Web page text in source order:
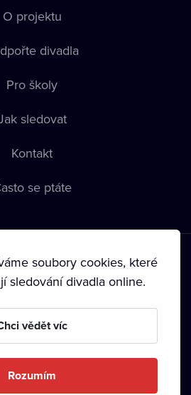
O projektu
divadla
Pro školy
sledovat
Kontakt
se ptáte
soukromí • Zásady používání
Autorská práva•
soubory cookies, které
sledování divadla online.
vědět víc
Rozumím